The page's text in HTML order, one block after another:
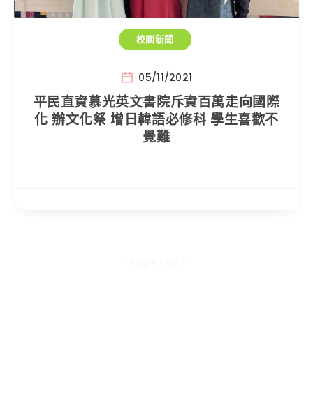
校園新聞
05/11/2021
平民直資慕光英文書院斥資百萬走向國際
化 辦文化祭 增日韓語必修科 學生喜歡不
覺難